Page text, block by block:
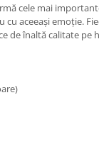
cele mai
cu aceeași emoție.
de înaltă calitate pe